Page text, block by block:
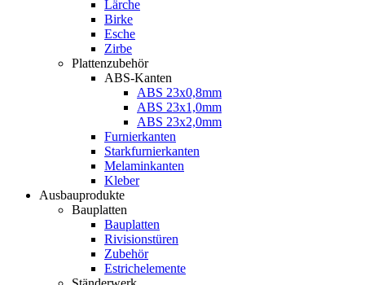
Lärche
Birke
Esche
Zirbe
Plattenzubehör
ABS-Kanten
ABS 23x0,8mm
ABS 23x1,0mm
ABS 23x2,0mm
Furnierkanten
Starkfurnierkanten
Melaminkanten
Kleber
Ausbauprodukte
Bauplatten
Bauplatten
Rivisionstüren
Zubehör
Estrichelemente